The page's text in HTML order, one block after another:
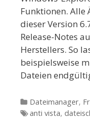
Funktionen. Alle
dieser Version
Release-Notes
Herstellers. So
beispielsweise
Dateien
Kategorien
Dateimanager,
Tags
anti vista,